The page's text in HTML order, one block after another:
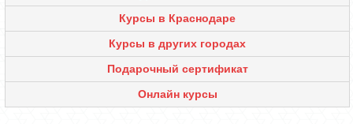
Курсы в Краснодаре
Курсы в других городах
Подарочный сертификат
Онлайн курсы